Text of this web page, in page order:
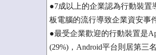
●7成以上的企業認為行動裝置
板電腦的流行導致企業資安事
●最受企業歡迎的行動裝置是
(29%)，Android平台則居第三